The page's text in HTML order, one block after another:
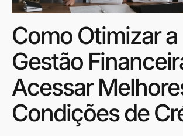
Como Otimizar a
Gestão
Acessar
Condições de